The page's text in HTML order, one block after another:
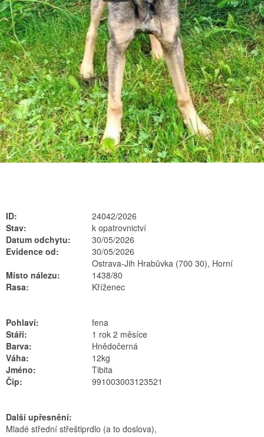
ID:
24042/2026
Stav:
k opatrovnictví
Datum odchytu:
30/05/2026
Evidence od:
30/05/2026
Místo nálezu:
Ostrava-Jih Hrabůvka (700 30), Horní
1438/80
Rasa:
Kříženec
Pohlaví:
fena
Stáří:
1 rok 2 měsíce
Barva:
Hnědočerná
Váha:
12kg
Jméno:
Tibita
Čip:
991003003123521
Další upřesnění:
Mladé střední střeštiprdlo (a to doslova),